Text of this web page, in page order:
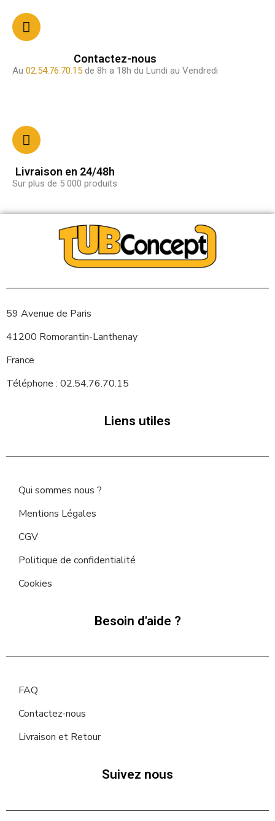
Contactez-nous
Au 02.54.76.70.15 de 8h a 18h du Lundi au Vendredi
Livraison en 24/48h
Sur plus de 5 000 produits
59 Avenue de Paris
41200 Romorantin-Lanthenay
France
Téléphone : 02.54.76.70.15
Liens utiles
Qui sommes nous ?
Mentions Légales
CGV
Politique de confidentialité
Cookies
Besoin d'aide ?
FAQ
Contactez-nous
Livraison et Retour
Suivez nous